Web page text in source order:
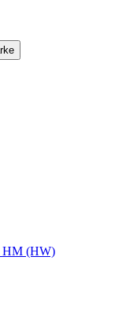
HM (HW)